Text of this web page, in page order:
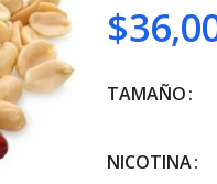
$
TAMAÑO
NICOTINA